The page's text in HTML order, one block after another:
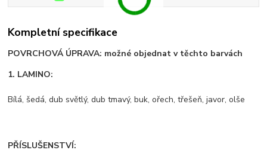
Kompletní specifikace
POVRCHOVÁ ÚPRAVA: možné objednat v těchto barvách
1. LAMINO:
Bílá, šedá, dub světlý, dub tmavý, buk, ořech, třešeň, javor, olše
PŘÍSLUŠENSTVÍ: